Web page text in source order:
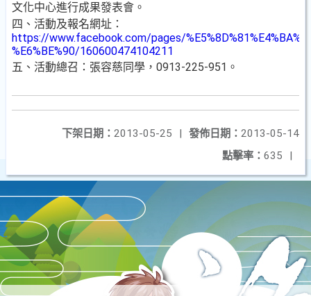
文化中心進行成果發表會。
四、活動及報名網址：
https://www.facebook.com/pages/
%E6%BE%90/160600474104211
五、活動總召：張容慈同學，0913-225-951。
發佈日期： 2013-05-14
下架日期： 2013-05-25
|
點擊率： 635 |